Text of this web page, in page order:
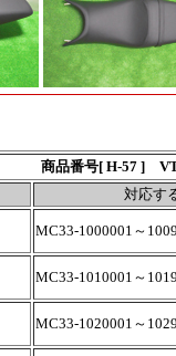
商品番号[ H-57 ]
対応す
MC33-1000001～
MC33-1010001～
MC33-1020001～